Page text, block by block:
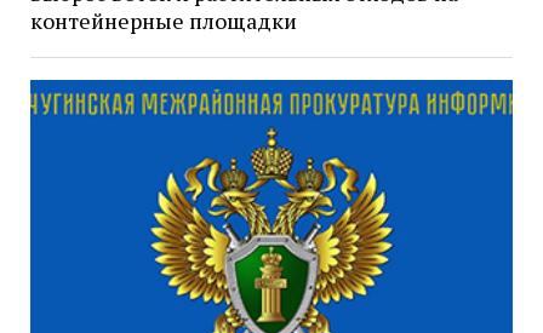
контейнерные площадки